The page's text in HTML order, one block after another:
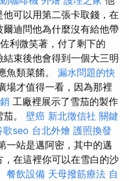
可以用第二張卡取錢，在
迪問他為什麼沒有給他帶
佐利微笑著，付了剩下的
束後他會得到一個大三明
魚類菜餚。 漏水問題的快
場才值得一看，因為那裡
工廠裡展示了雪茄的製作​​
。 壁癌 新北徵信社 關鍵
歌seo 台北外燴 護照換發
一站是邁阿密，其中的邁
在這裡你可以在雪白的沙
餐飲設備 天母撥筋療法 自